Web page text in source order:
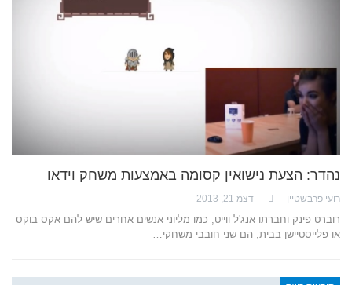
נהדר: הצעת נישואין קסומה באמצעות משחק וידאו
רועי פרבשטיין דצמ 21, 2013
רוברט פינק וחברתו אנג'ל ווייט, כמו מליוני אנשים אחרים שיש להם אקס בוקס
או פלייסטיישן בבית, הם שני חובבי משחקי…